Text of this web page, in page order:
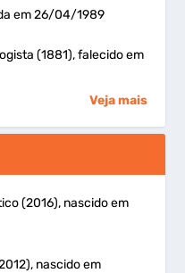
em 26/04/1989
(1881), falecido em
Veja mais
(2016), nascido em
nascido em